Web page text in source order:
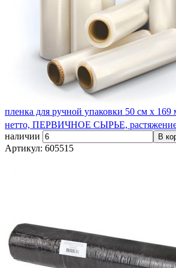
пленка для ручной упаковки 50 см х
нетто, ПЕРВИЧНОЕ СЫРЬЕ,
наличии
В
Артикул: 605515